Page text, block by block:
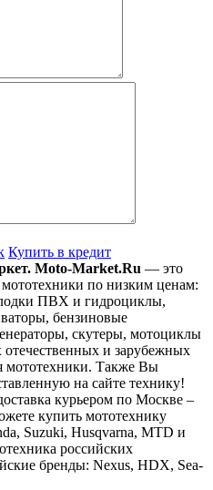
Купить в кредит
Moto-Market.Ru — это
по низким ценам:
ПВХ и гидроциклы,
бензиновые
скутеры, мотоциклы
и зарубежных
мототехники. Также Вы
на сайте технику!
курьером по Москве –
купить мототехнику
Suzuki, Husqvarna, MTD и
российских
бренды: Nexus, HDX, Sea-